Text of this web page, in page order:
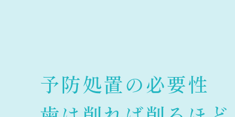
予防処置の必要性